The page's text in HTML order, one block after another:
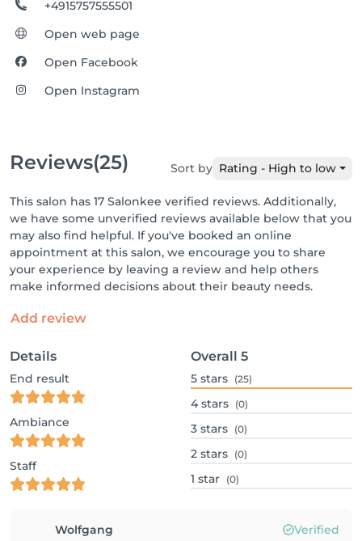
+4915757555501
Open web page
Open Facebook
Open Instagram
Reviews(25) Sort by Rating - High to low
This salon has 17 Salonkee verified reviews. Additionally,
we have some unverified reviews available below that you
may also find helpful. If you've booked an online
appointment at this salon, we encourage you to share
your experience by leaving a review and help others
make informed decisions about their beauty needs.
Add review
Details
End result
Ambiance
Staff
Overall 5
5 stars (25)
4 stars (0)
3 stars (0)
2 stars (0)
1 star (0)
Wolfgang Verified